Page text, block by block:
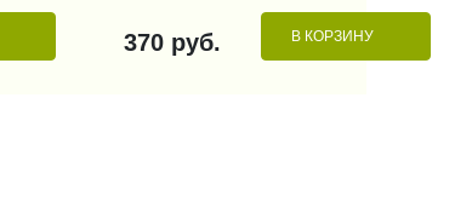
370 руб. В КОРЗИНУ